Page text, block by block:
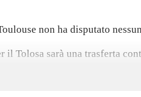
non ha disputato
il Tolosa sarà una trasferta
nemmeno una partita di